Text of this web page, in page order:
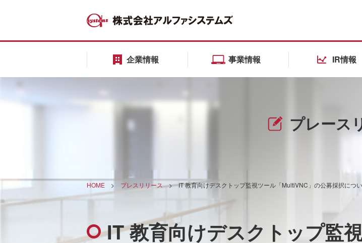
企業情報 事業情報 IR情報
プレース
HOME > プレスリリース>IT 教育向けデスクトップ監視ツール「MultiVNC」の公募採択につ
IT 教育向けデスクトップ監